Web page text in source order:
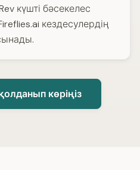
күшті бәсекелес
кездесулердің
көріңіз